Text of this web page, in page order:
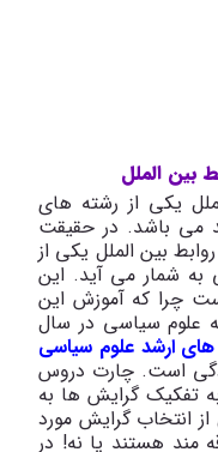
بین الملل
یکی از رشته های
می باشد. در حقیقت
بین الملل یکی از
به شمار می آید. این
است چرا که آموزش این
علوم سیاسی در سال
ارشد علوم سیاسی
است. چارت دروس
تفکیک گرایش ها به
انتخاب گرایش مورد
مند هستند یا نه! در